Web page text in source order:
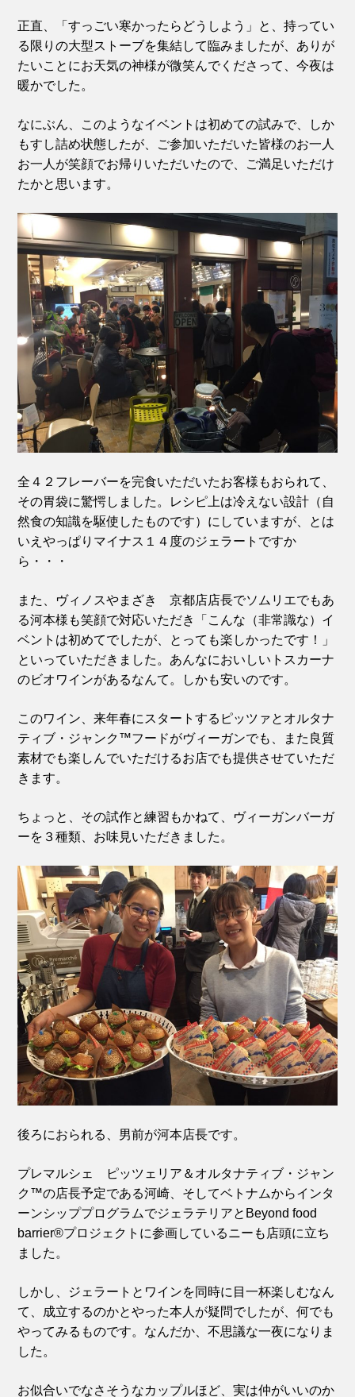
正直、「すっごい寒かったらどうしよう」と、持ってい
る限りの大型ストーブを集結して臨みましたが、ありが
たいことにお天気の神様が微笑んでくださって、今夜は
暖かでした。
なにぶん、このようなイベントは初めての試みで、しか
もすし詰め状態したが、ご参加いただいた皆様のお一人
お一人が笑顔でお帰りいただいたので、ご満足いただけ
たかと思います。
全４２フレーバーを完食いただいたお客様もおられて、
その胃袋に驚愕しました。レシピ上は冷えない設計（自
然食の知識を駆使したものです）にしていますが、とは
いえやっぱりマイナス１４度のジェラートですか
ら・・・
また、ヴィノスやまざき 京都店店長でソムリエでもあ
る河本様も笑顔で対応いただき「こんな（非常識な）イ
ベントは初めてでしたが、とっても楽しかったです！」
といっていただきました。あんなにおいしいトスカーナ
のビオワインがあるなんて。しかも安いのです。
このワイン、来年春にスタートするピッツァとオルタナ
ティブ・ジャンク™フードがヴィーガンでも、また良質
素材でも楽しんでいただけるお店でも提供させていただ
きます。
ちょっと、その試作と練習もかねて、ヴィーガンバーガ
ーを３種類、お味見いただきました。
後ろにおられる、男前が河本店長です。
プレマルシェ ピッツェリア＆オルタナティブ・ジャン
ク™の店長予定である河崎、そしてベトナムからインタ
ーンシッププログラムでジェラテリアとBeyond food
barrier®プロジェクトに参画しているニーも店頭に立ち
ました。
しかし、ジェラートとワインを同時に目一杯楽しむなん
て、成立するのかとやった本人が疑問でしたが、何でも
やってみるものです。なんだか、不思議な一夜になりま
した。
お似合いでなさそうなカップルほど、実は仲がいいのか